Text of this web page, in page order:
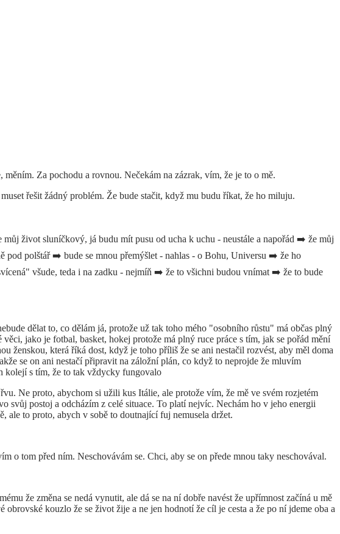
Za pochodu a rovnou. Nečekám na zázrak, vím, že je to o mě.
řešit žádný problém. Že bude stačit, když mu budu říkat, že ho miluju.
život sluníčkový, já budu mít pusu od ucha k uchu - neustále a napořád ➡️ že můj
pod polštář ➡️ bude se mnou přemýšlet - nahlas - o Bohu, Universu ➡️ že ho
všude, teda i na zadku - nejmíň ➡️ že to všichni budou vnímat ➡️ že to bude
dělat to, co dělám já, protože už tak toho mého "osobního růstu" má občas plný
jako je fotbal, basket, hokej protože má plný ruce práce s tím, jak se pořád mění
ženskou, která říká dost, když je toho příliš že se ani nestačil rozvést, aby měl doma
se on ani nestačí připravit na záložní plán, co když to neprojde že mluvím
kolejí s tím, že to tak vždycky fungovalo
Ne proto, abychom si užili kus Itálie, ale protože vím, že mě ve svém rozjetém
postoj a odcházím z celé situace. To platí nejvíc. Nechám ho v jeho energii
ale to proto, abych v sobě to doutnající fuj nemusela držet.
o tom před ním. Neschovávám se. Chci, aby se on přede mnou taky neschovával.
že změna se nedá vynutit, ale dá se na ní dobře navést že upřímnost začíná u mě
kouzlo že se život žije a ne jen hodnotí že cíl je cesta a že po ní jdeme oba a